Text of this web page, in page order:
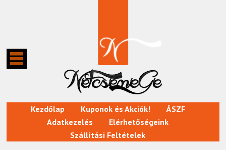
Kezdőlap Kuponok és Akciók!
ÁSZF
Adatkezelés
Elérhetőségeink
Szállítási Feltételek